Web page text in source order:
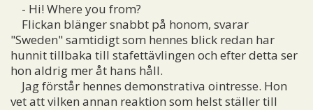
- Hi! Where you from?
Flickan blänger snabbt på honom, svarar
"Sweden" samtidigt som hennes blick redan har
hunnit tillbaka till stafettävlingen och efter detta ser
hon aldrig mer åt hans håll.
Jag förstår hennes demonstrativa ointresse. Hon
vet att vilken annan reaktion som helst ställer till